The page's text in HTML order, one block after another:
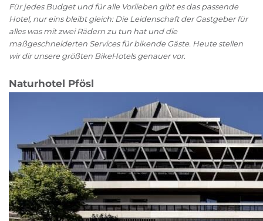
Für jedes Budget und für alle Vorlieben gibt es das passende
Hotel, nur eins bleibt gleich: Die Leidenschaft der Gastgeber für
alles was mit zwei Rädern zu tun hat und die
maßgeschneiderten Services für bikende Gäste. Heute stellen
wir dir unsere größten BikeHotels genauer vor.
Naturhotel Pfösl